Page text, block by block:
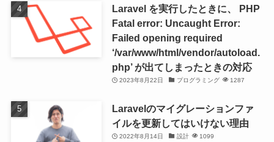
Laravel を実行したときに、 PHP
Fatal error: Uncaught Error:
Failed opening required
‘/var/www/html/vendor/autoload.
php’ が出てしまったときの対応
2023年8月22日 プログラミング 1287
Laravelのマイグレーションファ
イルを更新してはいけない理由
2022年8月14日 設計 1099